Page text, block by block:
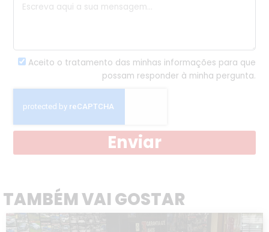
Aceito o tratamento das minhas informações para que
possam responder à minha pergunta.
Enviar
TAMBÉM VAI GOSTAR